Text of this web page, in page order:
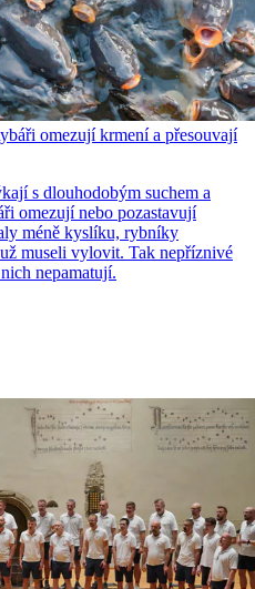
omezují krmení a přesouvají
s dlouhodobým suchem a
omezují nebo pozastavují
méně kyslíku, rybníky
museli vylovit. Tak nepříznivé
nepamatují.